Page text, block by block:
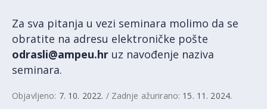
Za sva pitanja u vezi seminara molimo da se
obratite na adresu elektroničke pošte
odrasli@ampeu.hr uz navođenje naziva
seminara.
Objavljeno: 7. 10. 2022. / Zadnje ažurirano: 15. 11. 2024.